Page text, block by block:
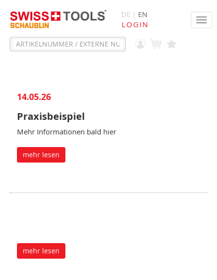
DE | EN
LOGIN
14.05.26
Praxisbeispiel
Mehr Informationen bald hier
mehr lesen
mehr lesen